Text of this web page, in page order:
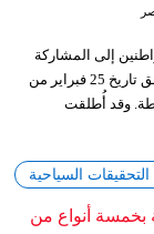
إلى المشاركة
في الاحتفال بيوم السياحة العربي لعام 2026، والذي يوافق تاريخ 25 فبراير من
وقد أُطلقت
السياحية
بخمسة أنواع من